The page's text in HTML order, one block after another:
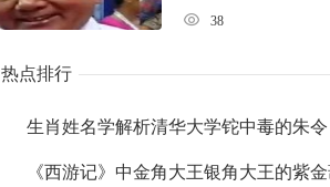
38
热点排行
生肖姓名学解析清华大学铊中毒的朱令
《西游记》中金角大王银角大王的紫